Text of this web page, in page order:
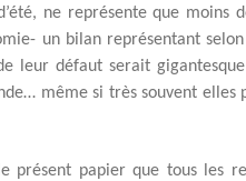
ne représente que moins
un bilan représentant
leur défaut serait
même si très souvent
présent papier que tous les